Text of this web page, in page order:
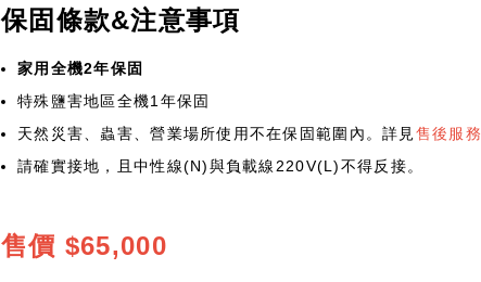
保固條款&注意事項
家用全機2年保固
特殊鹽害地區全機1年保固
天然災害、蟲害、營業場所使用不在保固範圍內。詳見售後服務
請確實接地，且中性線(N)與負載線220V(L)不得反接。
售價 $65,000